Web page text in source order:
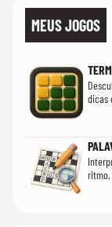
MEUS JOGOS
dicas
ritmo.